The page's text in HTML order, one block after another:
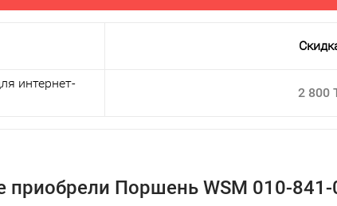
интернет-
2 800
приобрели Поршень WSM 010-